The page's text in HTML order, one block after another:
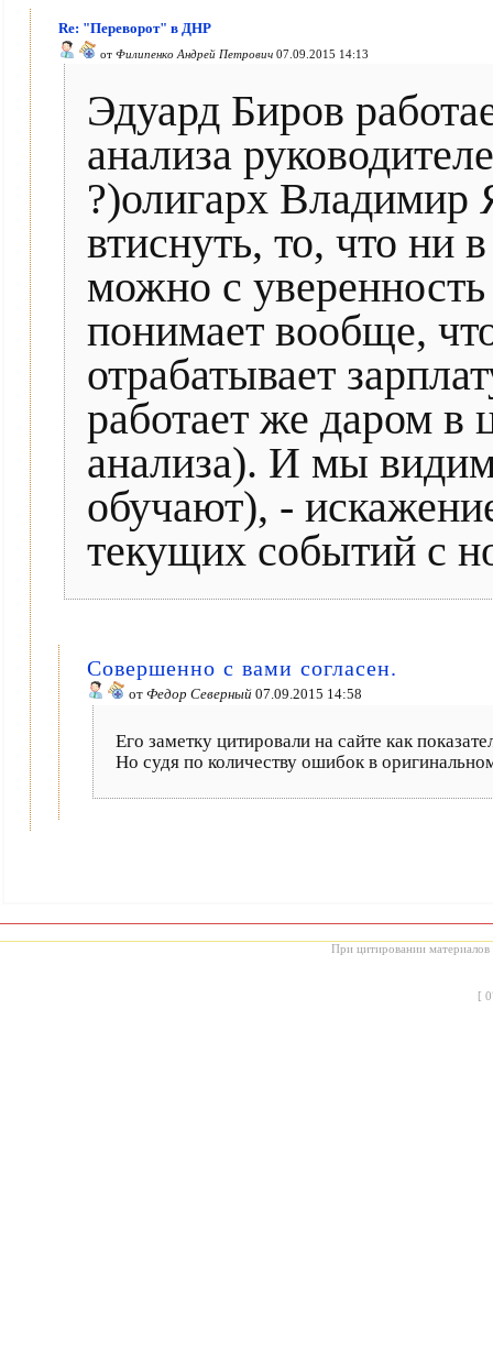
Re: "Переворот" в ДНР
от Филипенко Андрей Петрович 07.09.2015 14:13
Эдуард Биров
анализа
?)олигарх
втиснуть, то, что ни
можно с
понимает вообще,
отрабатывает
работает же даром в
анализа). И мы
обучают), -
текущих событий с
Совершенно с вами согласен.
от Федор Северный 07.09.2015 14:58
Его заметку цитировали на сайте как
Но судя по количеству ошибок в
При цитировании материалов
[